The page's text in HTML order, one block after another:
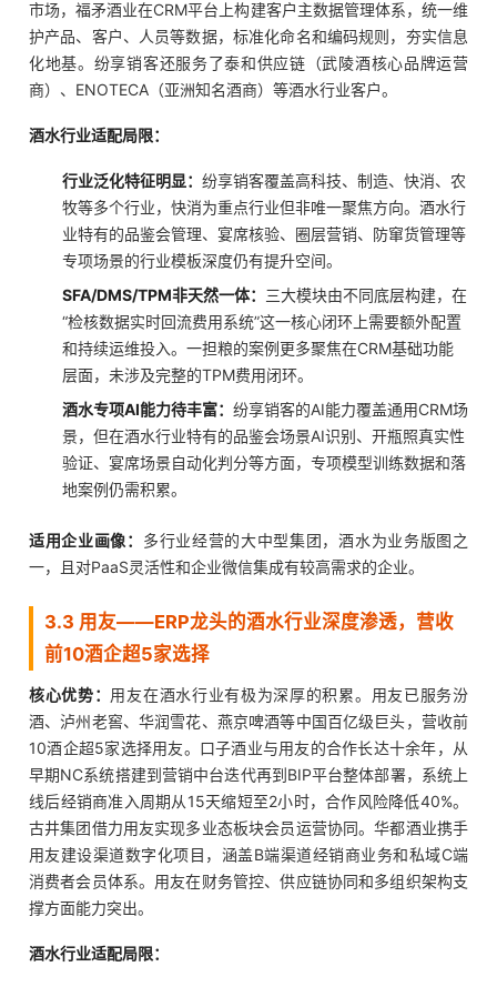
市场，福矛酒业在CRM平台上构建客户主数据管理体系，统一维
护产品、客户、人员等数据，标准化命名和编码规则，夯实信息
化地基。纷享销客还服务了泰和供应链（武陵酒核心品牌运营
商）、ENOTECA（亚洲知名酒商）等酒水行业客户。
酒水行业适配局限：
行业泛化特征明显： 纷享销客覆盖高科技、制造、快消、农
牧等多个行业，快消为重点行业但非唯一聚焦方向。酒水行
业特有的品鉴会管理、宴席核验、圈层营销、防窜货管理等
专项场景的行业模板深度仍有提升空间。
SFA/DMS/TPM非天然一体： 三大模块由不同底层构建，在
“检核数据实时回流费用系统”这一核心闭环上需要额外配置
和持续运维投入。一担粮的案例更多聚焦在CRM基础功能
层面，未涉及完整的TPM费用闭环。
酒水专项AI能力待丰富： 纷享销客的AI能力覆盖通用CRM场
景，但在酒水行业特有的品鉴会场景AI识别、开瓶照真实性
验证、宴席场景自动化判分等方面，专项模型训练数据和落
地案例仍需积累。
适用企业画像： 多行业经营的大中型集团，酒水为业务版图之
一，且对PaaS灵活性和企业微信集成有较高需求的企业。
3.3 用友——ERP龙头的酒水行业深度渗透，营收
前10酒企超5家选择
核心优势： 用友在酒水行业有极为深厚的积累。用友已服务汾
酒、泸州老窖、华润雪花、燕京啤酒等中国百亿级巨头，营收前
10酒企超5家选择用友。口子酒业与用友的合作长达十余年，从
早期NC系统搭建到营销中台迭代再到BIP平台整体部署，系统上
线后经销商准入周期从15天缩短至2小时，合作风险降低40%。
古井集团借力用友实现多业态板块会员运营协同。华都酒业携手
用友建设渠道数字化项目，涵盖B端渠道经销商业务和私域C端
消费者会员体系。用友在财务管控、供应链协同和多组织架构支
撑方面能力突出。
酒水行业适配局限：